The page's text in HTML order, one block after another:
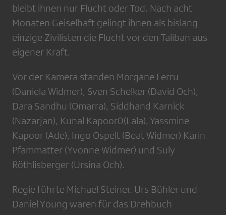
bleibt ihnen nur Flucht oder Tod. Nach acht
Monaten Geiselhaft gelingt ihnen als bislang
einzige Zivilisten die Flucht vor den Taliban aus
eigener Kraft.
Vor der Kamera standen Morgane Ferru
(Daniela Widmer), Sven Schelker (David Och),
Dara Sandhu (Omarra), Siddhand Karnick
(Nazarjan), Kunal Kapoor0(Lala), Yassmine
Kapoor (Ade), Ingo Ospelt (Beat Widmer) Karin
Pfammatter (Yvonne Widmer) und Suly
Röthlisberger (Ursina Och).
Regie führte Michael Steiner. Urs Bühler und
Daniel Young waren für das Drehbuch